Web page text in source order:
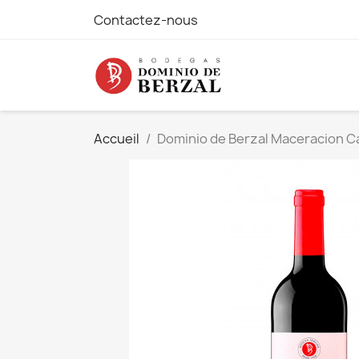
Contactez-nous
Accueil Dominio de Berzal Maceracion